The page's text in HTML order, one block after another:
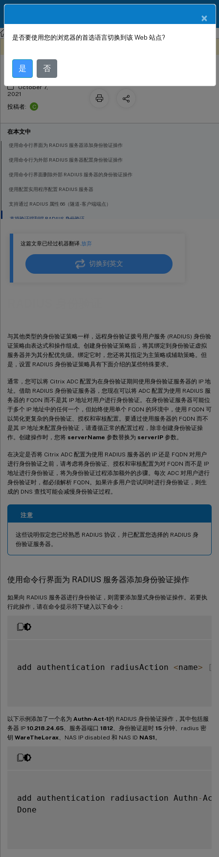
NetScaler Citrix ADC 13.0 身份验证、授权和审核应用程序流量
这篇文章已经过机器翻译.放弃
切换到英文
与其他类型的身份验证策略一样，远程身份验证拨号用户服务 (RADIUS) 身份验
证策略由表达式和操作组成。创建身份验证策略后，将其绑定到身份验证虚拟
服务器并为其分配优先级。绑定它时，您还将其指定为主策略或辅助策略。但
是，设置 RADIUS 身份验证策略具有下面介绍的某些特殊要求。
通常，您可以将 Citrix ADC 配置为在身份验证期间使用身份验证服务器的 IP 地
址。借助 RADIUS 身份验证服务器，您现在可以将 ADC 配置为使用 RADIUS 服
务器的 FQDN 而不是其 IP 地址对用户进行身份验证。在身份验证服务器可能位
于多个 IP 地址中的任何一个，但始终使用单个 FQDN 的环境中，使用 FQDN 可
以简化更复杂的身份验证、授权和审核配置。要通过使用服务器的 FQDN 而不
是其 IP 地址来配置身份验证，请遵循正常的配置过程，除非创建身份验证操
作。创建操作时，您将 serverName 参数替换为 serverIP 参数。
在决定是否将 Citrix ADC 配置为使用 RADIUS 服务器的 IP 还是 FQDN 对用户
进行身份验证之前，请考虑将身份验证、授权和审核配置为对 FQDN 而不是 IP
地址进行身份验证，将为身份验证过程添加额外的步骤。每次 ADC 对用户进行
身份验证时，都必须解析 FQDN。如果许多用户尝试同时进行身份验证，则生
成的 DNS 查找可能会减慢身份验证过程。
注意
这些说明假定您已经熟悉 RADIUS 协议，并已配置您选择的 RADIUS 身
份验证服务器。
使用命令行界面为 RADIUS 服务器添加身份验证操作
如果向 RADIUS 服务器进行身份验证，则需要添加显式身份验证操作。若要执
行此操作，请在命令提示符下键入以下命令：
add authentication radiusAction <name> [
以下示例添加了一个名为 Authn-Act-1的 RADIUS 身份验证操作，其中包括服
务器 IP 10.218.24.65 、服务器端口 1812 、身份验证超时 15 分钟、radius 密
钥 WareTheLorax 、NAS IP disabled 和 NAS ID NAS1 。
add authentication radiusaction Authn -Act
Done
RADIUS 身份验证
October 7,
2021
投稿者:
C
在本文中
使用命令行界面为 RADIUS 服务器添加身份验证操作
使用命令行为外部 RADIUS 服务器配置身份验证操作
使用命令行界面删除外部 RADIUS 服务器的身份验证操作
使用配置实用程序配置 RADIUS 服务器
支持通过 RADIUS 属性 66（隧道-客户端端点）
支持验证端到端 RADIUS 身份验证
×
是否要使用您的浏览器的首选语言切换到该 Web 站点?
是 否